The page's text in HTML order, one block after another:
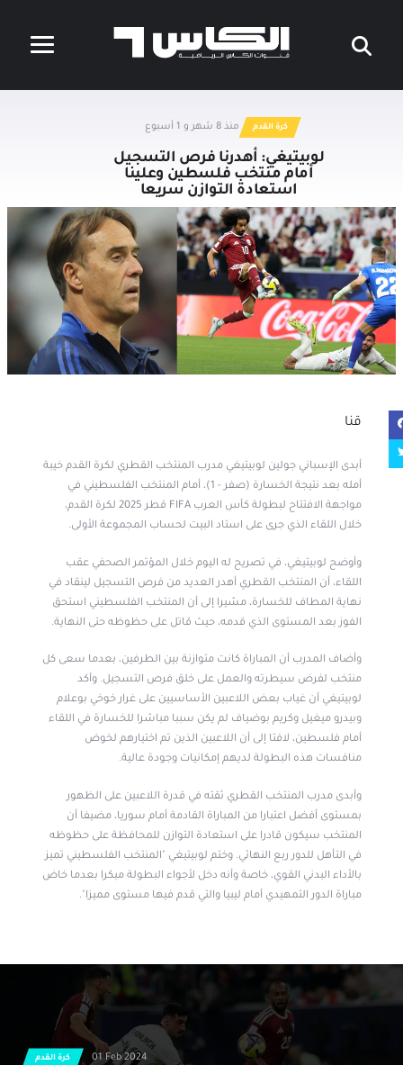
كرة القدم منذ 8 شهر و 1 أسبوع
لوبيتيغي: أهدرنا فرص التسجيل
أمام منتخب فلسطين وعلينا
استعادة التوازن سريعا
قنا
أبدى الإسباني جولين لوبيتيغي مدرب المنتخب القطري لكرة القدم خيبة
أمله بعد نتيجة الخسارة (صفر - 1)، أمام المنتخب الفلسطيني في
مواجهة الافتتاح لبطولة كأس العرب FIFA قطر 2025 لكرة القدم،
خلال اللقاء الذي جرى على استاد البيت لحساب المجموعة الأولى.
وأوضح لوبيتيغي، في تصريح له اليوم خلال المؤتمر الصحفي عقب
اللقاء، أن المنتخب القطري أهدر العديد من فرص التسجيل لينقاد في
نهاية المطاف للخسارة، مشيرا إلى أن المنتخب الفلسطيني استحق
الفوز بعد المستوى الذي قدمه، حيث قاتل على حظوظه حتى النهاية.
وأضاف المدرب أن المباراة كانت متوازنة بين الطرفين، بعدما سعى كل
منتخب لفرض سيطرته والعمل على خلق فرص التسجيل. وأكد
لوبيتيغي أن غياب بعض اللاعبين الأساسيين على غرار خوخي بوعلام
وبيدرو ميغيل وكريم بوضياف لم يكن سببا مباشرا للخسارة في اللقاء
أمام فلسطين، لافتا إلى أن اللاعبين الذين تم اختيارهم لخوض
منافسات هذه البطولة لديهم إمكانيات وجودة عالية.
وأبدى مدرب المنتخب القطري ثقته في قدرة اللاعبين على الظهور
بمستوى أفضل اعتبارا من المباراة القادمة أمام سوريا، مضيفا أن
المنتخب سيكون قادرا على استعادة التوازن للمحافظة على حظوظه
في التأهل للدور ربع النهائي. وختم لوبيتيغي "المنتخب الفلسطيني تميز
بالأداء البدني القوي، خاصة وأنه دخل لأجواء البطولة مبكرا بعدما خاض
مباراة الدور التمهيدي أمام ليبيا والتي قدم فيها مستوى مميزا".
كرة القدم 01 Feb 2024